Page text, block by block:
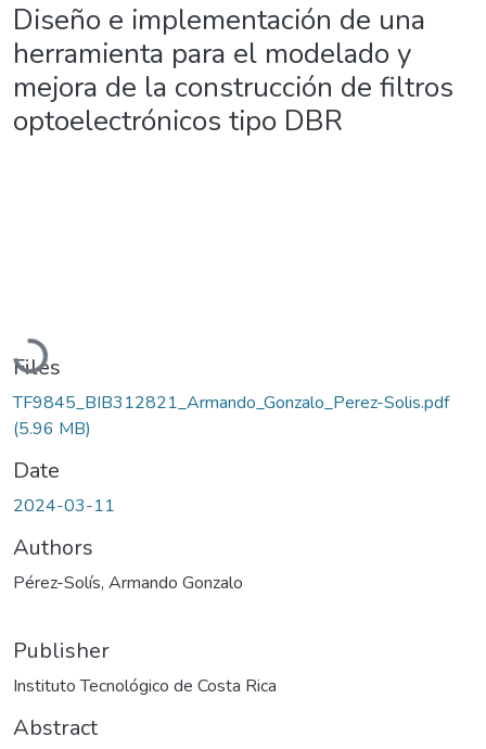
Diseño e implementación de una
herramienta para el modelado y
mejora de la construcción de filtros
optoelectrónicos tipo DBR
Loading...
Files
TF9845_BIB312821_Armando_Gonzalo_Perez-Solis.pdf
(5.96 MB)
Date
2024-03-11
Authors
Pérez-Solís, Armando Gonzalo
Publisher
Instituto Tecnológico de Costa Rica
Abstract